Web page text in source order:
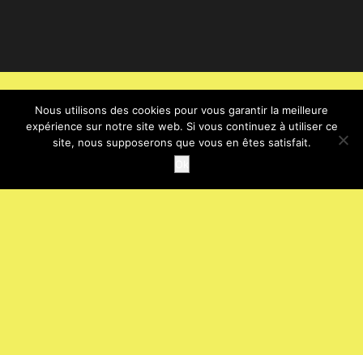
Nous utilisons des cookies pour vous garantir la meilleure
expérience sur notre site web. Si vous continuez à utiliser ce
site, nous supposerons que vous en êtes satisfait.